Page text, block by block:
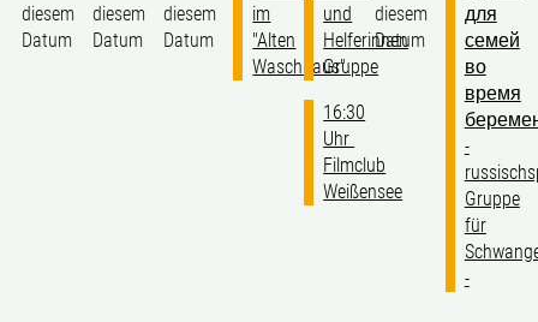
diesem
Datum
diesem
Datum
diesem
Datum
im
"Alten
Waschhaus"
und
Helferinnen
Gruppe
16:30
Uhr
Filmclub
Weißensee
diesem
Datum
для
семей
во
время
-
Gruppe
für
-